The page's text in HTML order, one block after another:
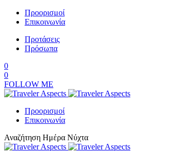
Προορισμοί
Επικοινωνία
Προτάσεις
Πρόσωπα
0
0
FOLLOW ME
Προορισμοί
Επικοινωνία
Αναζήτηση Ημέρα Νύχτα